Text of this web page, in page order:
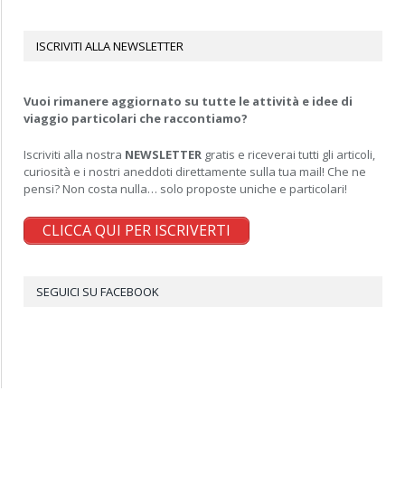
ISCRIVITI ALLA NEWSLETTER
Vuoi rimanere aggiornato su tutte le attività e idee di
viaggio particolari che raccontiamo?
Iscriviti alla nostra NEWSLETTER gratis e riceverai tutti gli articoli,
curiosità e i nostri aneddoti direttamente sulla tua mail! Che ne
pensi? Non costa nulla… solo proposte uniche e particolari!
CLICCA QUI PER ISCRIVERTI
SEGUICI SU FACEBOOK